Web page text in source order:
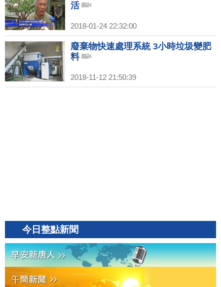
活
2018-01-24 22:32:00
廢棄物快速處理系統 3小時垃圾變肥
料
2018-11-12 21:50:39
今日整點新聞